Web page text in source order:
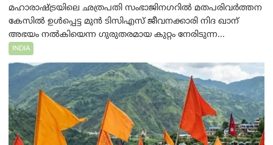
മഹാരാഷ്ട്രയിലെ ഛത്രപതി സംഭാജിനഗറിൽ മതപരിവർത്തന
കേസിൽ ഉൾപ്പെട്ട മുൻ ടിസിഎസ് ജീവനക്കാരി നിദ ഖാന്
അഭയം നൽകിയെന്ന ഗുരുതരമായ കുറ്റം നേരിടുന്ന...
INDIA